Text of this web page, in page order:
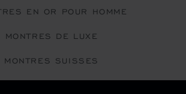
EN OR POUR HOMME
MONTRES DE LUXE
MONTRES SUISSES